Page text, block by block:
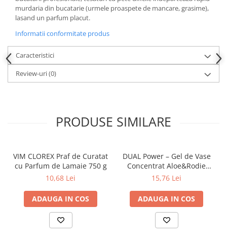
Fixativ si spuma de par
Masca & Gel de par
Sampon
Vopsea de par
Servetele Umede & Uscate
Ingrijire copii
Aer Conditionat
Camera
Lumanari Parfumate
Deodorante & Parfumuri
murdaria din bucatarie (urmele proaspete de mancare, grasime),
lasand un parfum placut.
Informatii conformitate produs
Caracteristici
Review-uri(0)
PRODUSE SIMILARE
VIM CLOREX Praf de Curatat
cu Parfum de Lamaie 750 g
10,68 Lei
ADAUGA IN COS
DUAL Power – Gel de Vase
Concentrat Aloe&Rodie
Antibacterian 1000ml
15,76 Lei
ADAUGA IN COS